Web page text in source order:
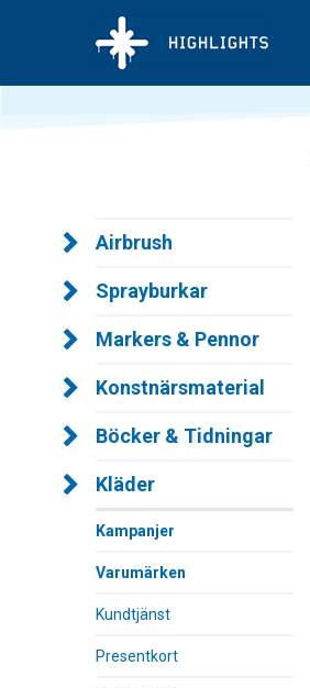
Airbrush
Sprayburkar
Markers & Pennor
Konstnärsmaterial
Böcker & Tidningar
Kläder
Kampanjer
Varumärken
Kundtjänst
Presentkort